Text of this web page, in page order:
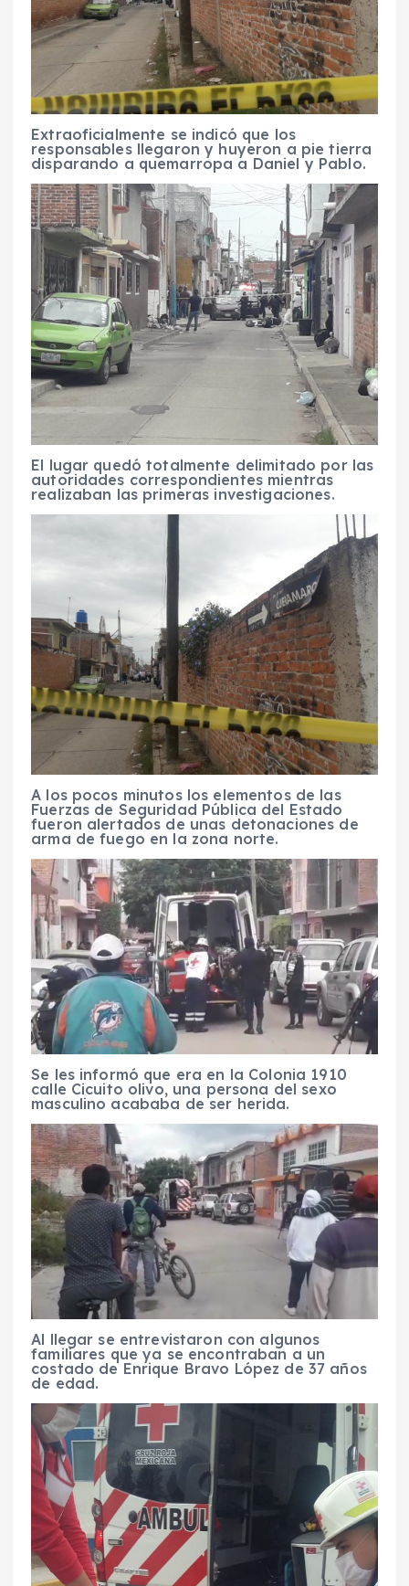
Extraoficialmente se indicó que los
responsables llegaron y huyeron a pie tierra
disparando a quemarropa a Daniel y Pablo.
El lugar quedó totalmente delimitado por las
autoridades correspondientes mientras
realizaban las primeras investigaciones.
A los pocos minutos los elementos de las
Fuerzas de Seguridad Pública del Estado
fueron alertados de unas detonaciones de
arma de fuego en la zona norte.
Se les informó que era en la Colonia 1910
calle Cicuito olivo, una persona del sexo
masculino acababa de ser herida.
Al llegar se entrevistaron con algunos
familiares que ya se encontraban a un
costado de Enrique Bravo López de 37 años
de edad.